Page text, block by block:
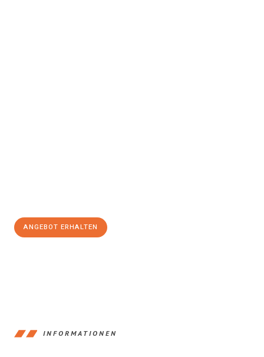
ANGEBOT ERHALTEN
INFORMATIONEN